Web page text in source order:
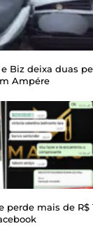
Biz deixa duas
Ampére
perde mais de